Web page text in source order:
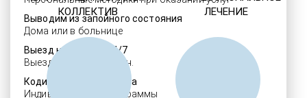
Выводим из запойного состояния
Дома или в больнице
Выезд нарколога 24/7
Выезд в течение 30 мин.
Кодировка алкоголизма
Индивидуальные программы
КОЛЛЕКТИВ
ЛЕЧЕНИЕ